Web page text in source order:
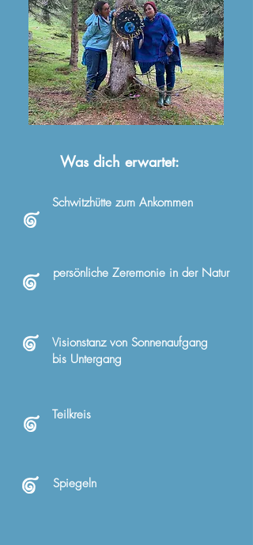
Was dich erwartet:
Schwitzhütte zum Ankommen
persönliche Zeremonie in der Natur
Visionstanz von Sonnenaufgang
bis Untergang
Teilkreis
Spiegeln